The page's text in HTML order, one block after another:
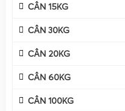
CÂN 15KG
CÂN 30KG
CÂN 20KG
CÂN 60KG
CÂN 100KG
được thiết kế với nhiều
100g
và sử dụng cá nhân.